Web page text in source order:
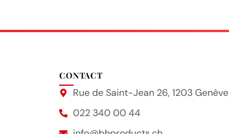
CONTACT
Rue de Saint-Jean 26, 1203 Genève
022 340 00 44